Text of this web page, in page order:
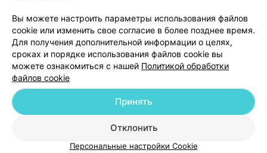
Персональные настройки cookie
Обработка персональных данных
Вы можете настроить параметры использования файлов
cookie или изменить свое согласие в более позднее время.
Для получения дополнительной информации о целях,
сроках и порядке использования файлов cookie вы
можете ознакомиться с нашей Политикой обработки
файлов cookie
Отклонить
Принять
Персональные настройки Cookie